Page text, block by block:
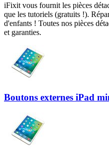
iFixit vous fournit les pièces
que les tutoriels (gratuits !).
d'enfants ! Toutes nos pièces
et garanties.
Boutons externes iPad